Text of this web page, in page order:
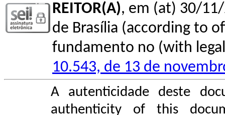
REITOR(A), em (at) 30/
de Brasília (according to
fundamento no (with
10.543, de 13 de
A autenticidade deste
authenticity of this